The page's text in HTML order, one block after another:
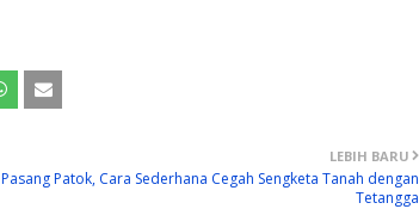
LEBIH BARU
Pasang Patok, Cara Sederhana Cegah Sengketa Tanah dengan
Tetangga